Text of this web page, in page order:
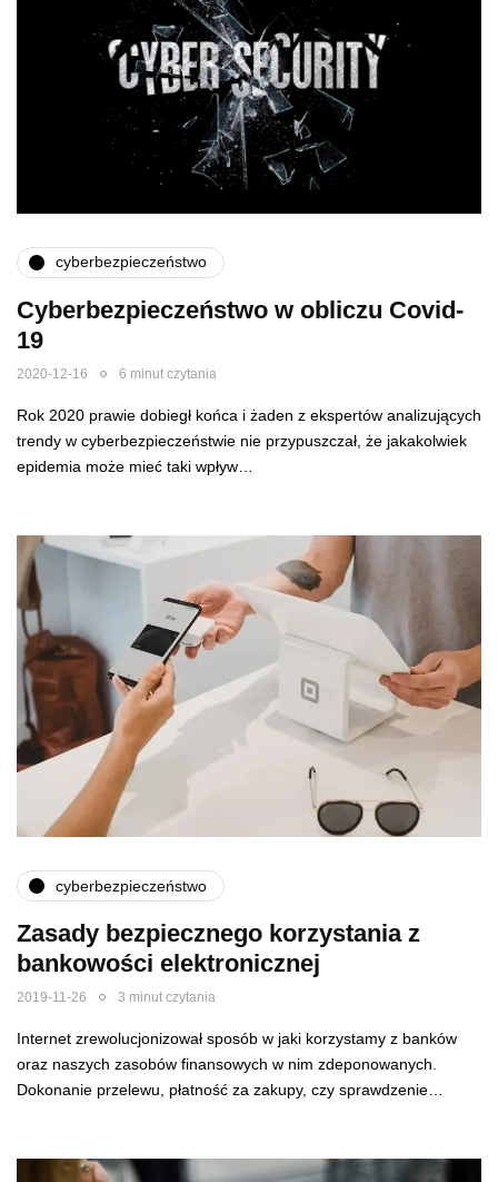
cyberbezpieczeństwo
Cyberbezpieczeństwo w obliczu Covid-
19
2020-12-16 6 minut czytania
Rok 2020 prawie dobiegł końca i żaden z ekspertów analizujących
trendy w cyberbezpieczeństwie nie przypuszczał, że jakakolwiek
epidemia może mieć taki wpływ…
cyberbezpieczeństwo
Zasady bezpiecznego korzystania z
bankowości elektronicznej
2019-11-26 3 minut czytania
Internet zrewolucjonizował sposób w jaki korzystamy z banków
oraz naszych zasobów finansowych w nim zdeponowanych.
Dokonanie przelewu, płatność za zakupy, czy sprawdzenie…